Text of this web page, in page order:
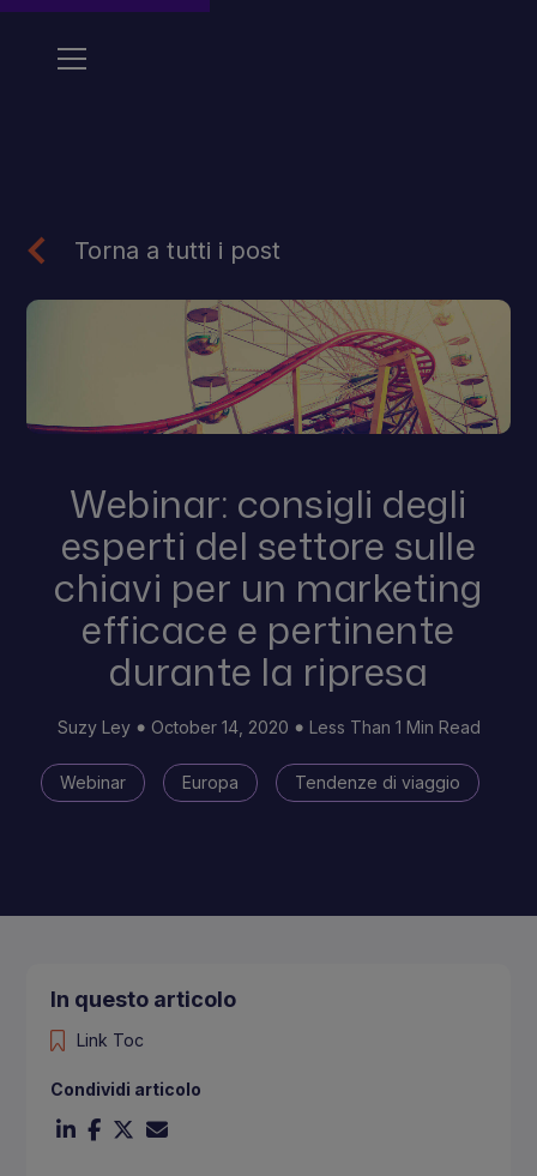
Torna a tutti i post
Webinar: consigli degli
esperti del settore sulle
chiavi per un marketing
efficace e pertinente
durante la ripresa
Suzy Ley October 14, 2020 Less Than 1 Min Read
Webinar Europa Tendenze di viaggio
In questo articolo
Link Toc
Condividi articolo